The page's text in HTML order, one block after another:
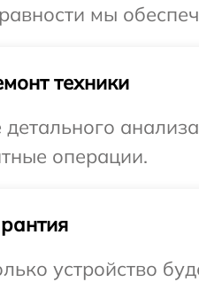
мы
техники
детального
операции.
устройство